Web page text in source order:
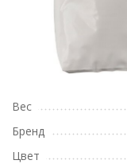
Вес
Бренд
Цвет